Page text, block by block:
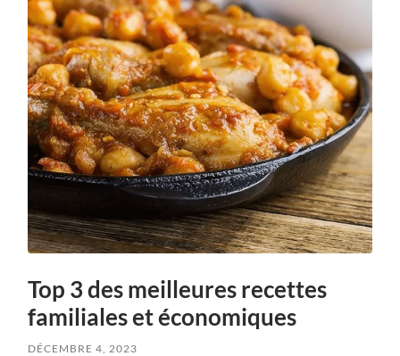
Top 3 des meilleures recettes
familiales et économiques
DÉCEMBRE 4, 2023